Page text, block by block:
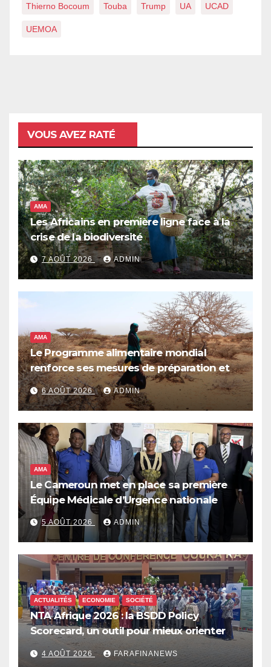
Thierno Bocoum Touba Trump UA UCAD
UEMOA
VOUS AVEZ RATÉ
AMA
Les Africains en première ligne face à la
crise de la biodiversité
7 AOÛT 2026 ADMIN
AMA
Le Programme alimentaire mondial
renforce ses mesures de préparation et
de réponse face à la menace d’El Niño,
qui pourrait plonger des dizaines de
millions de personnes dans l’insécurité
alimentaire aiguë
6 AOÛT 2026 ADMIN
AMA
Le Cameroun met en place sa première
Équipe Médicale d’Urgence nationale
5 AOÛT 2026 ADMIN
ACTUALITÉS ECONOMIE SOCIÉTÉ
NTA Afrique 2026 : la BSDD Policy
Scorecard, un outil pour mieux orienter
les dépenses publiques
4 AOÛT 2026 FARAFINANEWS